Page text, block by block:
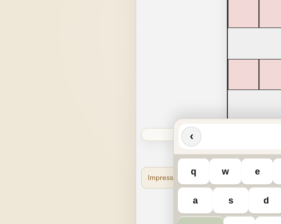
‹
q w e
a s d
Impressum